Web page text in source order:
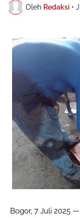
Oleh Redaksi •
Bogor, 7 Juli 2025